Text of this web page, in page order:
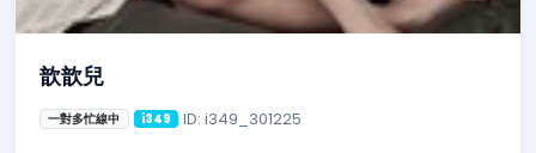
歆歆兒
一對多忙線中 i349 ID: i349_301225